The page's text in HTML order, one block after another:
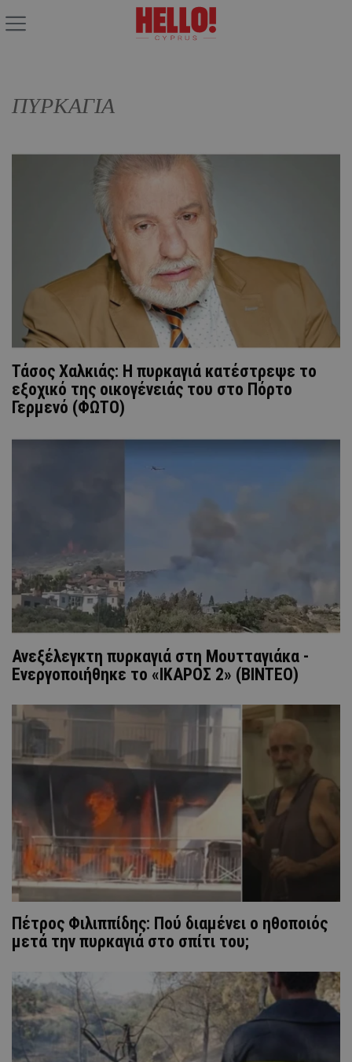
ΠΥΡΚΑΓΙΑ
Τάσος Χαλκιάς: Η πυρκαγιά κατέστρεψε το
εξοχικό της οικογένειάς του στο Πόρτο
Γερμενό (ΦΩΤΟ)
Ανεξέλεγκτη πυρκαγιά στη Μουτταγιάκα -
Ενεργοποιήθηκε το «ΙΚΑΡΟΣ 2» (ΒΙΝΤΕΟ)
Πέτρος Φιλιππίδης: Πού διαμένει ο ηθοποιός
μετά την πυρκαγιά στο σπίτι του;